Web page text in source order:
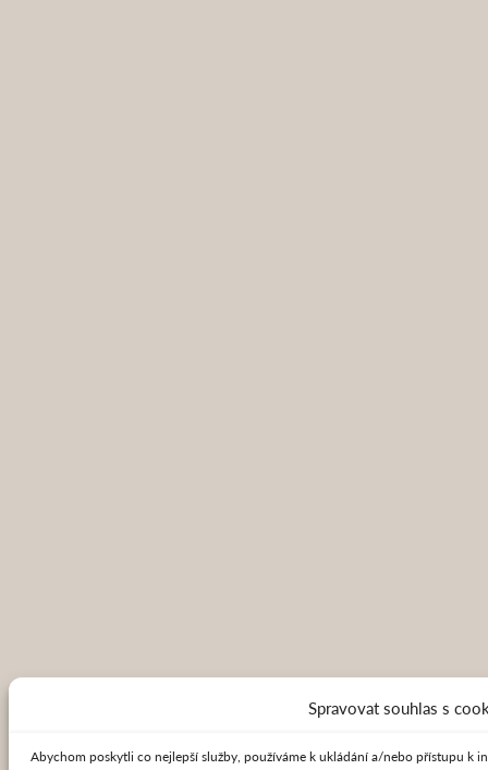
Spravovat souhlas s
Abychom poskytli co nejlepší služby, používáme k ukládání a/nebo přístupu k